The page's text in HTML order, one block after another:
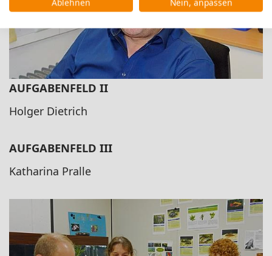
AUFGABENFELD II
Holger Dietrich
AUFGABENFELD III
Katharina Pralle
Ablehnen
Nein, anpassen